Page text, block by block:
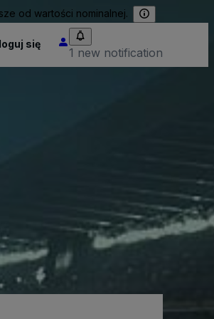
od wartości nominalnej.
się
1 new notification